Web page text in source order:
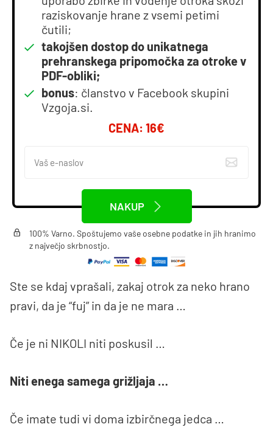
raziskovanje hrane z vsemi petimi
čutili;
takojšen dostop do unikatnega
prehranskega pripomočka za otroke v
PDF-obliki;
bonus: članstvo v Facebook skupini
Vzgoja.si.
CENA: 16€
NAKUP
100% Varno. Spoštujemo vaše osebne podatke in jih hranimo
z največjo skrbnostjo.
Ste se kdaj vprašali, zakaj otrok za neko hrano
pravi, da je “fuj” in da je ne mara …
Če je ni NIKOLI niti poskusil …
Niti enega samega grižljaja …
Če imate tudi vi doma izbirčnega jedca …